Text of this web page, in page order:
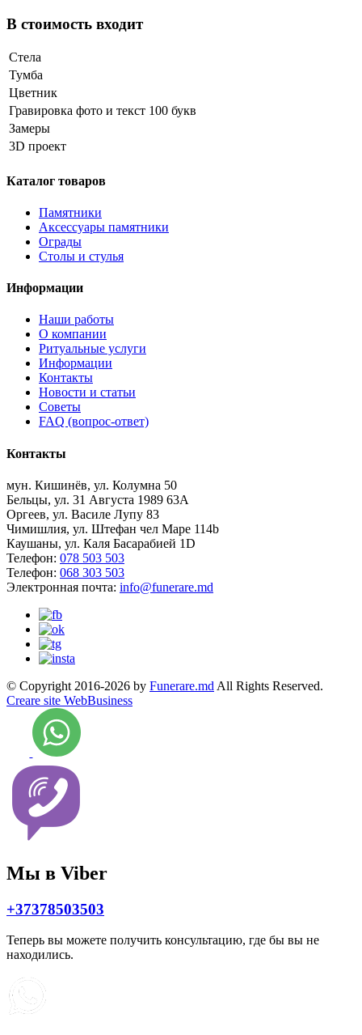
В стоимость входит
Стела
Тумба
Цветник
Гравировка фото и текст 100 букв
Замеры
3D проект
Каталог товаров
Памятники
Аксессуары памятники
Ограды
Столы и стулья
Информации
Наши работы
О компании
Ритуальные услуги
Информации
Контакты
Новости и статьи
Советы
FAQ (вопрос-ответ)
Контакты
мун. Кишинёв, ул. Колумна 50
Бельцы, ул. 31 Августа 1989 63А
Оргеев, ул. Василе Лупу 83
Чимишлия, ул. Штефан чел Маре 114b
Каушаны, ул. Каля Басарабией 1D
Телефон: 078 503 503
Телефон: 068 303 503
Электронная почта: info@funerare.md
© Copyright 2016-2026 by Funerare.md All Rights Reserved.
Creare site WebBusiness
Мы в Viber
+37378503503
Теперь вы можете получить консультацию, где бы вы не
находились.